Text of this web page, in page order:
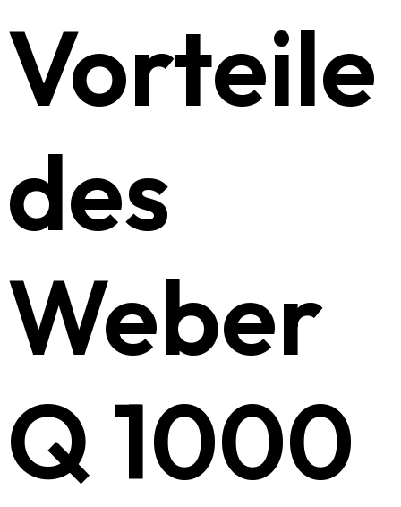
Vorteile
des
Weber
Q 1000